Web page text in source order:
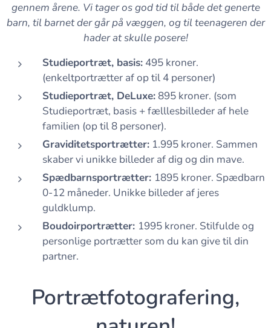
gennem årene. Vi tager os god tid til både det generte
barn, til barnet der går på væggen, og til teenageren der
hader at skulle posere!
Studieportræt, basis: 495 kroner.
(enkeltportrætter af op til 4 personer)
Studieportræt, DeLuxe:895 kroner. (som
Studieportræt, basis + fælllesbilleder af hele
familien (op til 8 personer).
Graviditetsportrætter: 1.995 kroner. Sammen
skaber vi unikke billeder af dig og din mave.
Spædbarnsportrætter: 1895 kroner. Spædbarn
0-12 måneder. Unikke billeder af jeres
guldklump.
Boudoirportrætter: 1995 kroner. Stilfulde og
personlige portrætter som du kan give til din
partner.
Portrætfotografering,